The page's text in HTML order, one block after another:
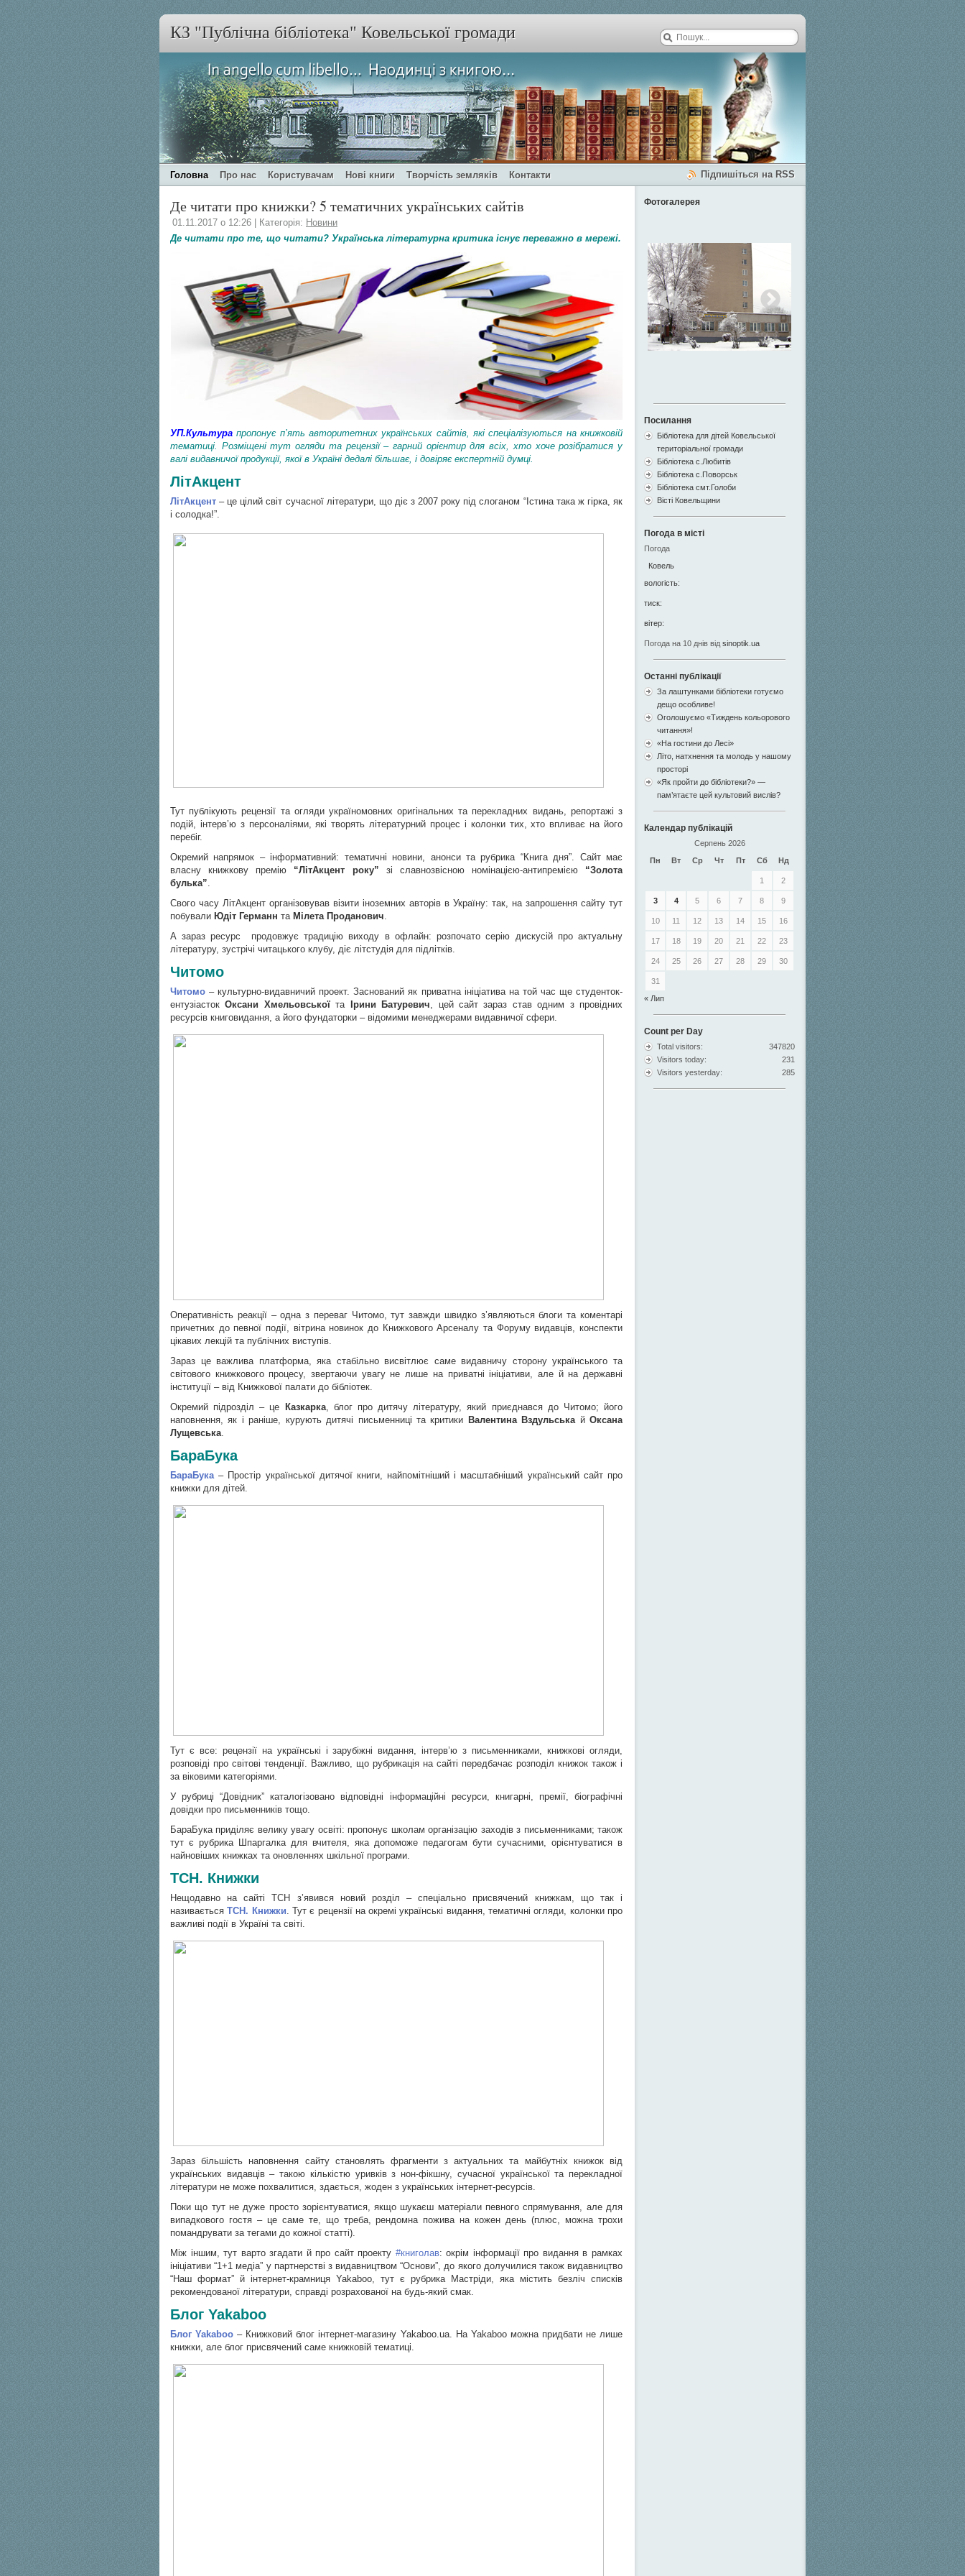
КЗ "Публічна бібліотека" Ковельської громади
Головна Про нас Користувачам Нові книги Творчість земляків Контакти Підпишіться на RSS
Де читати про книжки? 5 тематичних українських сайтів
01.11.2017 о 12:26 | Категорія: Новини
Де читати про те, що читати? Українська літературна критика існує переважно в мережі.
УП.Культура пропонує п’ять авторитетних українських сайтів, які спеціалізуються на книжковій
тематиці. Розміщені тут огляди та рецензії – гарний орієнтир для всіх, хто хоче розібратися у
валі видавничої продукції, якої в Україні дедалі більшає, і довіряє експертній думці.
ЛітАкцент
ЛітАкцент – це цілий світ сучасної літератури, що діє з 2007 року під слоганом “Істина така ж гірка, як
і солодка!”.
Тут публікують рецензії та огляди україномовних оригінальних та перекладних видань, репортажі з
подій, інтерв’ю з персоналіями, які творять літературний процес і колонки тих, хто впливає на його
перебіг.
Окремий напрямок – інформативний: тематичні новини, анонси та рубрика “Книга дня”. Сайт має
власну книжкову премію “ЛітАкцент року” зі славнозвісною номінацією-антипремією “Золота
булька”.
Свого часу ЛітАкцент організовував візити іноземних авторів в Україну: так, на запрошення сайту тут
побували Юдіт Германн та Мілета Проданович.
А зараз ресурс продовжує традицію виходу в офлайн: розпочато серію дискусій про актуальну
літературу, зустрічі читацького клубу, діє літстудія для підлітків.
Читомо
Читомо – культурно-видавничий проект. Заснований як приватна ініціатива на той час ще студенток-
ентузіасток Оксани Хмельовськоїта Ірини Батуревич, цей сайт зараз став одним з провідних
ресурсів книговидання, а його фундаторки – відомими менеджерами видавничої сфери.
Оперативність реакції – одна з переваг Читомо, тут завжди швидко з’являються блоги та коментарі
причетних до певної події, вітрина новинок до Книжкового Арсеналу та Форуму видавців, конспекти
цікавих лекцій та публічних виступів.
Зараз це важлива платформа, яка стабільно висвітлює саме видавничу сторону українського та
світового книжкового процесу, звертаючи увагу не лише на приватні ініціативи, але й на державні
інституції – від Книжкової палати до бібліотек.
Окремий підрозділ – це
Казкарка, блог про дитячу літературу, який приєднався до Читомо; його
наповнення, як і раніше, курують дитячі письменниці та критики Валентина Вздульська йОксана
Лущевська.
БараБука
БараБука – Простір української дитячої книги, найпомітніший і масштабніший український сайт про
книжки для дітей.
Тут є все: рецензії на українські і зарубіжні видання, інтерв’ю з письменниками, книжкові огляди,
розповіді про світові тенденції. Важливо, що рубрикація на сайті передбачає розподіл книжок також і
за віковими категоріями.
У рубриці “Довідник” каталогізовано відповідні інформаційні ресурси, книгарні, премії, біографічні
довідки про письменників тощо.
БараБука приділяє велику увагу освіті: пропонує школам організацію заходів з письменниками; також
тут є рубрика Шпаргалка для вчителя, яка допоможе педагогам бути сучасними, орієнтуватися в
найновіших книжках та оновленнях шкільної програми.
ТСН. Книжки
Нещодавно на сайті ТСН з’явився новий розділ – спеціально присвячений книжкам, що так і
називаєтьсяТСН. Книжки. Тут є рецензії на окремі українські видання, тематичні огляди, колонки про
важливі події в Україні та світі.
Зараз більшість наповнення сайту становлять фрагменти з актуальних та майбутніх книжок від
українських видавців – такою кількістю уривків з нон-фікшну, сучасної української та перекладної
літератури не може похвалитися, здається, жоден з українських інтернет-ресурсів.
Поки що тут не дуже просто зорієнтуватися, якщо шукаєш матеріали певного спрямування, але для
випадкового гостя – це саме те, що треба, рендомна пожива на кожен день (плюс, можна трохи
помандрувати за тегами до кожної статті).
Між іншим, тут варто згадати й про сайт проекту #книголав: окрім інформації про видання в рамках
ініціативи “1+1 медіа” у партнерстві з видавництвом “Основи”, до якого долучилися також видавництво
“Наш формат” й інтернет-крамниця Yakaboo, тут є рубрика Мастріди, яка містить безліч списків
рекомендованої літератури, справді розрахованої на будь-який смак.
Блог Yakaboo
Блог Yakaboo – Книжковий блог інтернет-магазину Yakaboo.ua. На Yakaboo можна придбати не лише
книжки, але блог присвячений саме книжковій тематиці.
Фотогалерея
Посилання
Бібліотека для дітей Ковельської
територіальної громади
Бібліотека с.Любитів
Бібліотека с.Поворськ
Бібліотека смт.Голоби
Вісті Ковельщини
Погода в місті
Погода
Ковель
вологість:
тиск:
вітер:
Погода на 10 днів від sinoptik.ua
Останні публікації
За лаштунками бібліотеки готуємо
дещо особливе!
Оголошуємо «Тиждень кольорового
читання»!
«На гостини до Лесі»
Літо, натхнення та молодь у нашому
просторі
«Як пройти до бібліотеки?» —
пам’ятаєте цей культовий вислів?
Календар публікацій
Серпень 2026
Пн
Вт Ср Чт Пт Сб Нд
1 2
3 4 5 6 7 8 9
10 11 12 13 14 15 16
17 18 19 20 21 22 23
24 25 26 27 28 29 30
31
« Лип
Count per Day
347820
Total visitors:
231
Visitors today:
285
Visitors yesterday: